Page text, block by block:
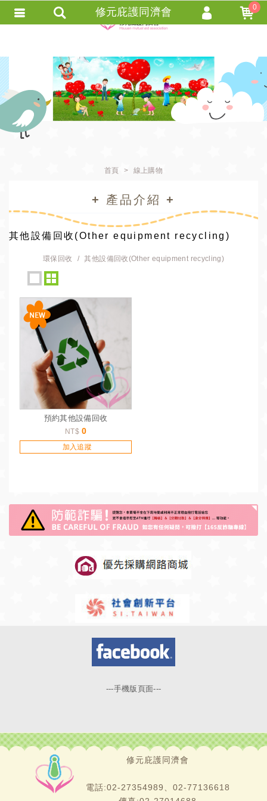
首頁 線上購物
+ 產品介紹 +
其他設備回收(Other equipment recycling)
環保回收 其他設備回收(Other equipment recycling)
預約其他設備回收
NT$ 0
加入追蹤
---手機版頁面---
修元庇護同濟會
電話:02-27354989、02-77136618
修元庇護同濟會 0
會員註冊
忘記密碼
訂單查詢